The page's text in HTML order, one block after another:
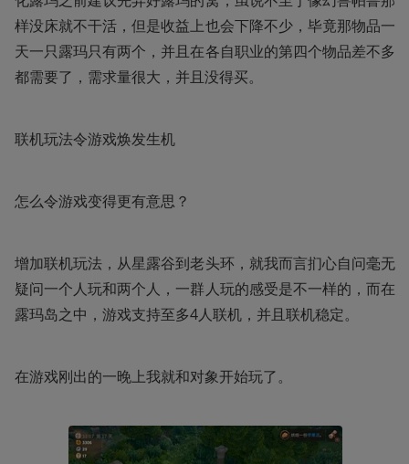
样没床就不干活，但是收益上也会下降不少，毕竟那物品一
天一只露玛只有两个，并且在各自职业的第四个物品差不多
都需要了，需求量很大，并且没得买。
联机玩法令游戏焕发生机
怎么令游戏变得更有意思？
增加联机玩法，从星露谷到老头环，就我而言扪心自问毫无
疑问一个人玩和两个人，一群人玩的感受是不一样的，而在
露玛岛之中，游戏支持至多4人联机，并且联机稳定。
在游戏刚出的一晚上我就和对象开始玩了。